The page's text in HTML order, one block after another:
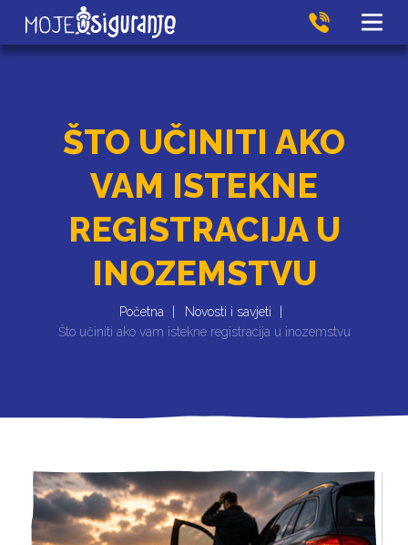
ŠTO UČINITI AKO
VAM ISTEKNE
REGISTRACIJA U
INOZEMSTVU
Početna
Novosti i savjeti
Što učiniti ako vam istekne registracija u inozemstvu